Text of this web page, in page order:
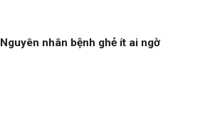
Nguyên nhân bệnh ghẻ ít ai ngờ